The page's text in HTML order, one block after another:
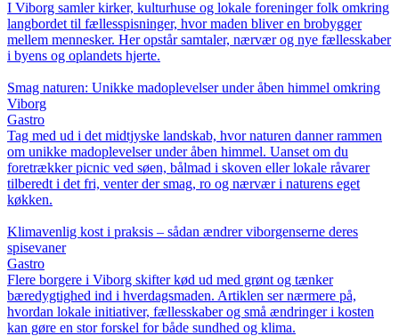
I Viborg samler kirker, kulturhuse og lokale foreninger folk omkring
langbordet til fællesspisninger, hvor maden bliver en brobygger
mellem mennesker. Her opstår samtaler, nærvær og nye fællesskaber
i byens og oplandets hjerte.
Smag naturen: Unikke madoplevelser under åben himmel omkring
Viborg
Gastro
Tag med ud i det midtjyske landskab, hvor naturen danner rammen
om unikke madoplevelser under åben himmel. Uanset om du
foretrækker picnic ved søen, bålmad i skoven eller lokale råvarer
tilberedt i det fri, venter der smag, ro og nærvær i naturens eget
køkken.
Klimavenlig kost i praksis – sådan ændrer viborgenserne deres
spisevaner
Gastro
Flere borgere i Viborg skifter kød ud med grønt og tænker
bæredygtighed ind i hverdagsmaden. Artiklen ser nærmere på,
hvordan lokale initiativer, fællesskaber og små ændringer i kosten
kan gøre en stor forskel for både sundhed og klima.